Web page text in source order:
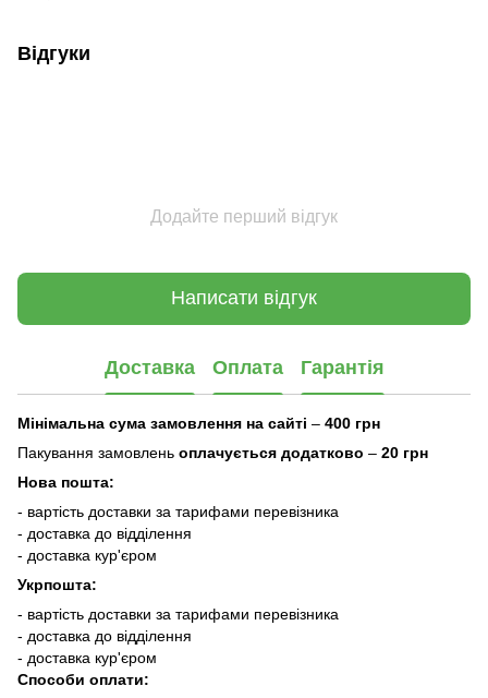
Відгуки
Додайте перший відгук
Написати відгук
Доставка Оплата Гарантія
Мінімальна сума замовлення на сайті – 400 грн
Пакування замовлень оплачується додатково – 20 грн
Нова пошта:
- вартість доставки за тарифами перевізника
- доставка до відділення
- доставка кур'єром
Укрпошта:
- вартість доставки за тарифами перевізника
- доставка до відділення
- доставка кур'єром
Способи оплати: